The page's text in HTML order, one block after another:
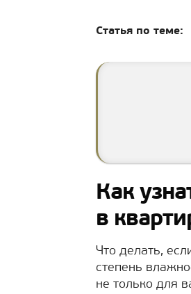
Статья по теме:
Как
в
Что делать,
степень
не только для